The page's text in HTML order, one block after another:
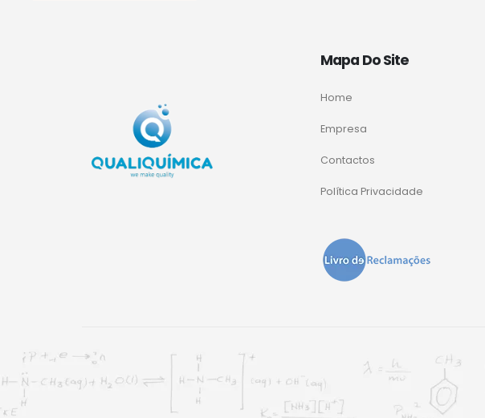
Mapa Do Site
Home
Empresa
Contactos
Política Privacidade